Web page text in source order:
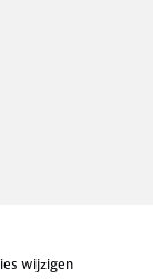
wijzigen